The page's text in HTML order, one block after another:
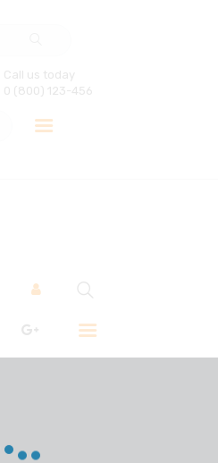
Call us today
0 (800) 123-456